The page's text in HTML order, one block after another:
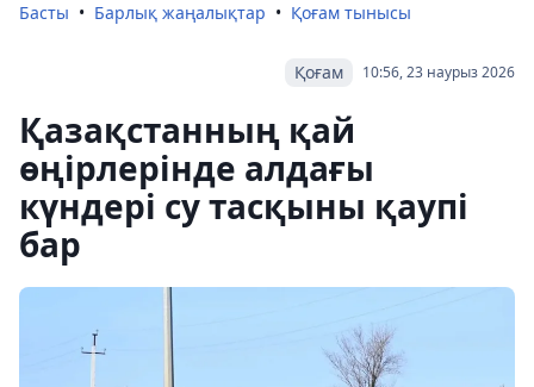
Басты Барлық жаңалықтар Қоғам тынысы
10:56, 23 наурыз 2026
Қоғам
Қазақстанның қай
өңірлерінде алдағы
күндері су тасқыны қаупі
бар